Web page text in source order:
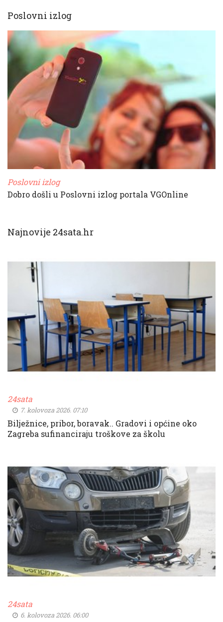
Poslovni izlog
Poslovni izlog
Dobro došli u Poslovni izlog portala VGOnline
Najnovije 24sata.hr
24sata
7. kolovoza 2026. 07:10
Bilježnice, pribor, boravak.. Gradovi i općine oko
Zagreba sufinanciraju troškove za školu
24sata
6. kolovoza 2026. 06:00